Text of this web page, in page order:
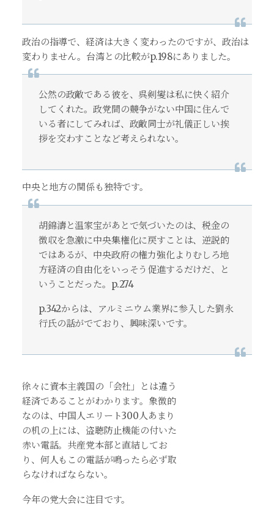
政治の指導で、経済は大きく変わったのですが、政治は
変わりません。台湾との比較がp.198にありました。
公然の政敵である彼を、呉剣燮は私に快く紹介
してくれた。政党間の競争がない中国に住んで
いる者にしてみれば、政敵同士が礼儀正しい挨
拶を交わすことなど考えられない。
中央と地方の関係も独特です。
胡錦濤と温家宝があとで気づいたのは、税金の
徴収を急激に中央集権化に戻すことは、逆説的
ではあるが、中央政府の権力強化よりむしろ地
方経済の自由化をいっそう促進するだけだ、と
いうことだった。p.274
p.342からは、アルミニウム業界に参入した劉永
行氏の話がでており、興味深いです。
徐々に資本主義国の「会社」とは違う
経済であることがわかります。象徴的
なのは、中国人エリート300人あまり
の机の上には、盗聴防止機能の付いた
赤い電話。共産党本部と直結してお
り、何人もこの電話が鳴ったら必ず取
らなければならない。
今年の党大会に注目です。